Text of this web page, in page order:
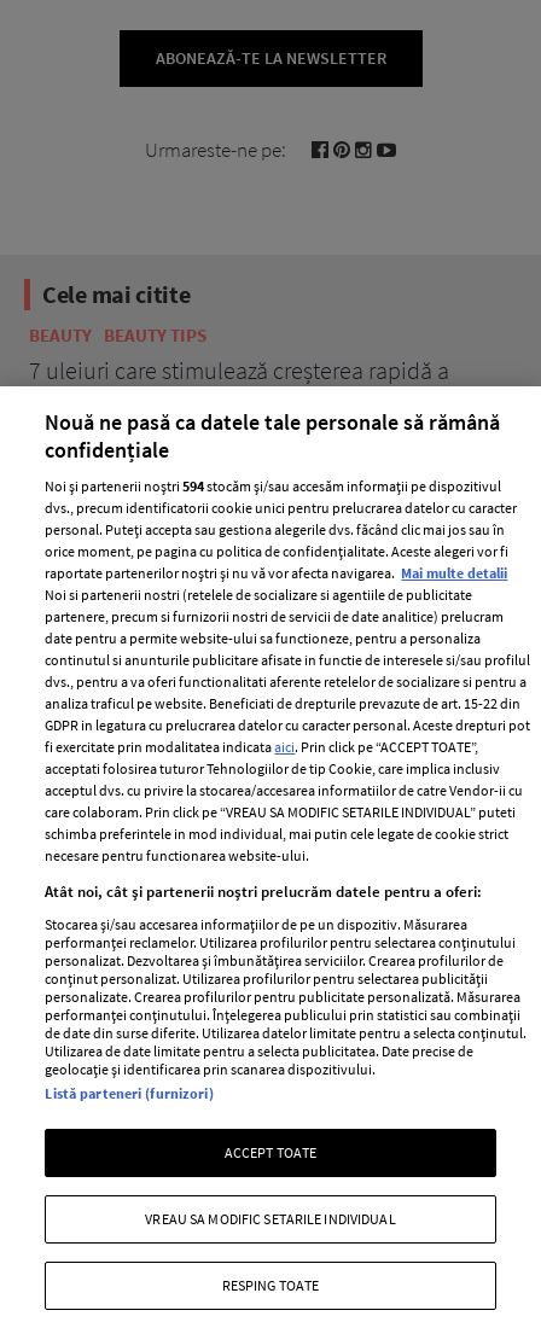
ABONEAZĂ-TE LA NEWSLETTER
Urmareste-ne pe:
Cele mai citite
BEAUTY BEAUTY TIPS
7 uleiuri care stimulează creșterea rapidă a
ELLE Style Awards
2024
Despre ELLE
Romania
Contact
Abonamente
Termeni si conditii
Politica de
confidențialitate
Politica de cookies
Publicitate
GSP
Unica
Baby
Retete
femei
Viva
Avantaje
Retete practice
Pariază responsabil! Decizia ONJN nr. 821/25.09.2025.
Jocurile de noroc sunt interzise minorilor.
Copyright © 2026 Ringier Romania SRL
Nouă ne pasă ca datele tale personale să rămână
confidențiale
Noi și partenerii noștri594stocăm și/sau accesăm informații pe dispozitivul
dvs., precum identificatorii cookie unici pentru prelucrarea datelor cu caracter
personal. Puteți accepta sau gestiona alegerile dvs. făcând clic mai jos sau în
orice moment, pe pagina cu politica de confidențialitate. Aceste alegeri vor fi
raportate partenerilor noștri și nu vă vor afecta navigarea. Mai multe detalii
Noi si partenerii nostri (retelele de socializare si agentiile de publicitate
partenere, precum si furnizorii nostri de servicii de date analitice) prelucram
date pentru a permite website-ului sa functioneze, pentru a personaliza
continutul si anunturile publicitare afisate in functie de interesele si/sau profilul
dvs., pentru a va oferi functionalitati aferente retelelor de socializare si pentru a
analiza traficul pe website. Beneficiati de drepturile prevazute de art. 15-22 din
GDPR in legatura cu prelucrarea datelor cu caracter personal. Aceste drepturi pot
fi exercitate prin modalitatea indicataaici. Prin click pe “ACCEPT TOATE”,
acceptati folosirea tuturor Tehnologiilor de tip Cookie, care implica inclusiv
acceptul dvs. cu privire la stocarea/accesarea informatiilor de catre Vendor-ii cu
care colaboram. Prin click pe “VREAU SA MODIFIC SETARILE INDIVIDUAL” puteti
schimba preferintele in mod individual, mai putin cele legate de cookie strict
necesare pentru functionarea website-ului.
Atât noi, cât și partenerii noștri prelucrăm datele pentru a oferi:
Stocarea și/sau accesarea informațiilor de pe un dispozitiv. Măsurarea
performanței reclamelor. Utilizarea profilurilor pentru selectarea conținutului
personalizat. Dezvoltarea și îmbunătățirea serviciilor. Crearea profilurilor de
conținut personalizat. Utilizarea profilurilor pentru selectarea publicității
personalizate. Crearea profilurilor pentru publicitate personalizată. Măsurarea
performanței conținutului. Înțelegerea publicului prin statistici sau combinații
de date din surse diferite. Utilizarea datelor limitate pentru a selecta conținutul.
Utilizarea de date limitate pentru a selecta publicitatea. Date precise de
geolocație și identificarea prin scanarea dispozitivului.
Listă parteneri (furnizori)
ACCEPT TOATE
RESPING TOATE
VREAU SA MODIFIC SETARILE INDIVIDUAL